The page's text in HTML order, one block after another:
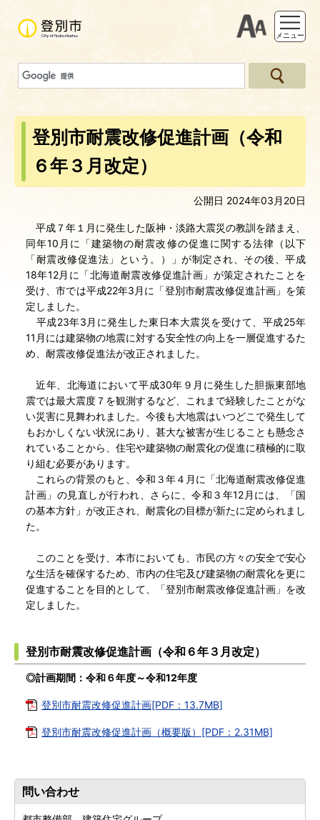
支援ツー
メニュー
登別市耐震改修促進計画（令和
６年３月改定）
公開日 2024年03月20日
平成７年１月に発生した阪神・淡路大震災の教訓を踏まえ、
同年10月に「建築物の耐震改修の促進に関する法律（以下
「耐震改修促進法」という。）」が制定され、その後、平成
18年12月に「北海道耐震改修促進計画」が策定されたことを
受け、市では平成22年3月に「登別市耐震改修促進計画」を策
定しました。
平成23年3月に発生した東日本大震災を受けて、平成25年
11月には建築物の地震に対する安全性の向上を一層促進するた
め、耐震改修促進法が改正されました。
近年、北海道において平成30年９月に発生した胆振東部地
震では最大震度７を観測するなど、これまで経験したことがな
い災害に見舞われました。今後も大地震はいつどこで発生して
もおかしくない状況にあり、甚大な被害が生じることも懸念さ
れていることから、住宅や建築物の耐震化の促進に積極的に取
り組む必要があります。
これらの背景のもと、令和３年４月に「北海道耐震改修促進
計画」の見直しが行われ、さらに、令和３年12月には、「国
の基本方針」が改正され、耐震化の目標が新たに定められまし
た。
このことを受け、本市においても、市民の方々の安全で安心
な生活を確保するため、市内の住宅及び建築物の耐震化を更に
促進することを目的として、「登別市耐震改修促進計画」を改
定しました。
登別市耐震改修促進計画（令和６年３月改定）
◎計画期間：令和６年度～令和12年度
登別市耐震改修促進計画[PDF：13.7MB]
登別市耐震改修促進計画（概要版）[PDF：2.31MB]
問い合わせ